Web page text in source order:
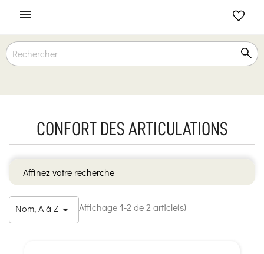

CONFORT DES ARTICULATIONS
Affinez votre recherche
Nom, A à Z  Affichage 1-2 de 2 article(s)